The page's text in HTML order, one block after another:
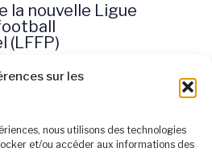
sur les
nous utilisons des technologies
et/ou accéder aux informations des
la nouvelle Ligue
(LFFP)